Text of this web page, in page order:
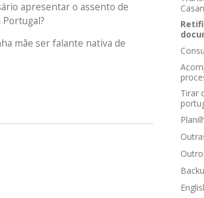
apresentar o assento de
mãe ser falante nativa de
Tirar